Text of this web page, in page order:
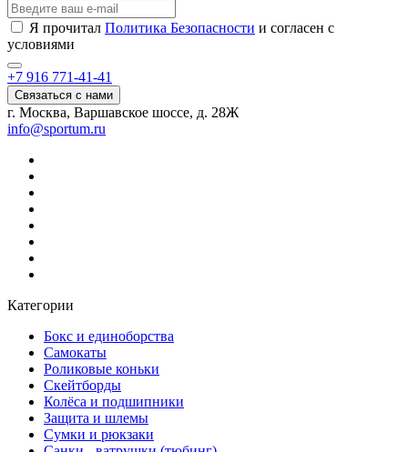
Я прочитал Политика Безопасности и согласен с
условиями
+7 916 771-41-41
Связаться с нами
г. Москва, Варшавское шоссе, д. 28Ж
info@sportum.ru
Категории
Бокс и единоборства
Самокаты
Роликовые коньки
Скейтборды
Колёса и подшипники
Защита и шлемы
Сумки и рюкзаки